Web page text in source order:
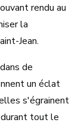
rendu au
la
Jean.
de
un éclat
s'égrainent
durant tout le